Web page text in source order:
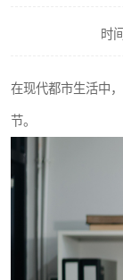
时
在现代都市生活中
节。